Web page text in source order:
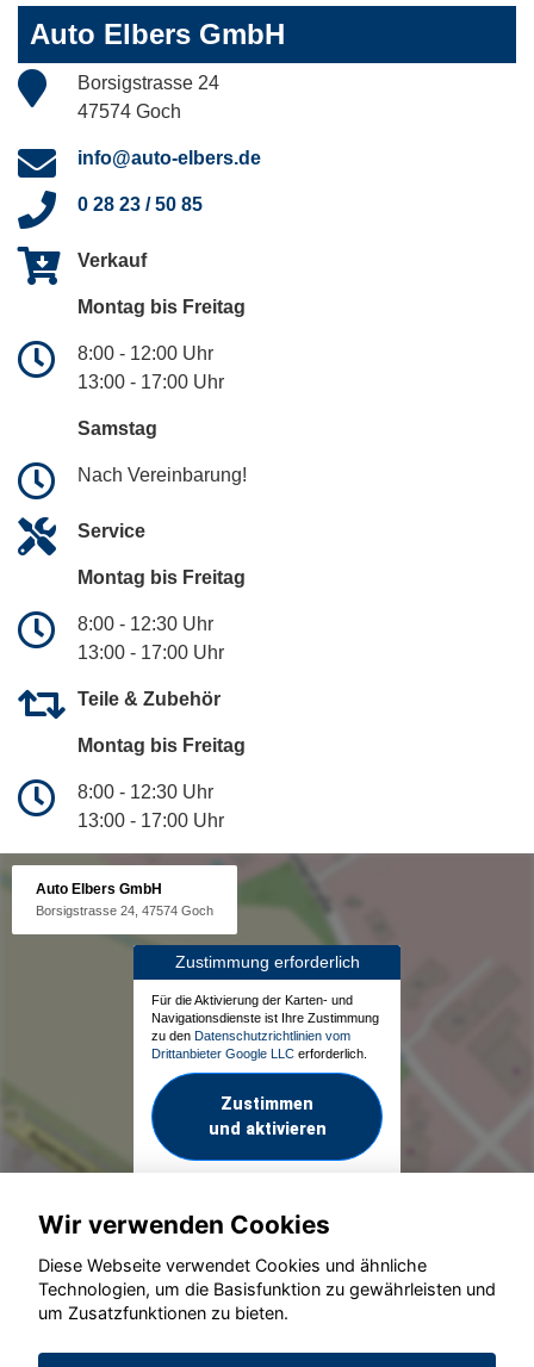
Auto Elbers GmbH
Borsigstrasse 24
47574 Goch
info@auto-elbers.de
0 28 23 / 50 85
Verkauf
Montag bis Freitag
8:00 - 12:00 Uhr
13:00 - 17:00 Uhr
Samstag
Nach Vereinbarung!
Service
Montag bis Freitag
8:00 - 12:30 Uhr
13:00 - 17:00 Uhr
Teile & Zubehör
Montag bis Freitag
8:00 - 12:30 Uhr
13:00 - 17:00 Uhr
Auto Elbers GmbH
Borsigstrasse 24, 47574 Goch
Zustimmung erforderlich
Für die Aktivierung der Karten- und
Navigationsdienste ist Ihre Zustimmung
zu den Datenschutzrichtlinien vom
Drittanbieter Google LLC erforderlich.
Zustimmen
und aktivieren
© konjunkturmotor.de GmbH 2020 - 2026
Wir verwenden Cookies
Diese Webseite verwendet Cookies und ähnliche
Technologien, um die Basisfunktion zu gewährleisten und
um Zusatzfunktionen zu bieten.